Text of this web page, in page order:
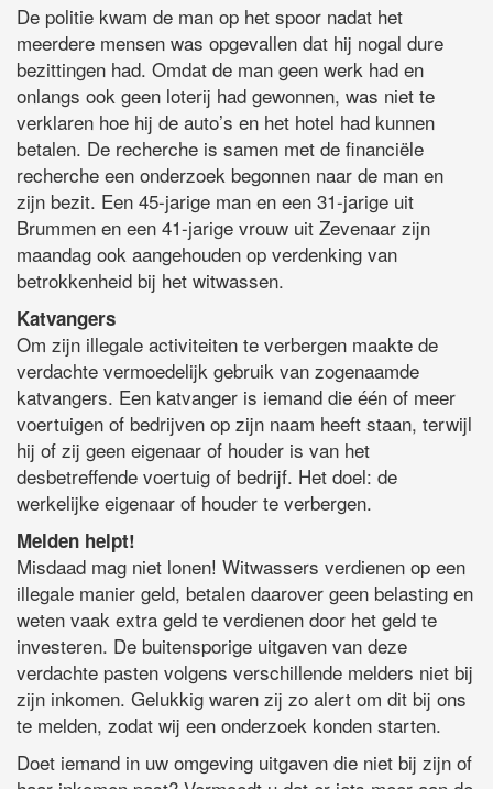
De politie kwam de man op het spoor nadat het
meerdere mensen was opgevallen dat hij nogal dure
bezittingen had. Omdat de man geen werk had en
onlangs ook geen loterij had gewonnen, was niet te
verklaren hoe hij de auto’s en het hotel had kunnen
betalen. De recherche is samen met de financiële
recherche een onderzoek begonnen naar de man en
zijn bezit. Een 45-jarige man en een 31-jarige uit
Brummen en een 41-jarige vrouw uit Zevenaar zijn
maandag ook aangehouden op verdenking van
betrokkenheid bij het witwassen.
Katvangers
Om zijn illegale activiteiten te verbergen maakte de
verdachte vermoedelijk gebruik van zogenaamde
katvangers. Een katvanger is iemand die één of meer
voertuigen of bedrijven op zijn naam heeft staan, terwijl
hij of zij geen eigenaar of houder is van het
desbetreffende voertuig of bedrijf. Het doel: de
werkelijke eigenaar of houder te verbergen.
Melden helpt!
Misdaad mag niet lonen! Witwassers verdienen op een
illegale manier geld, betalen daarover geen belasting en
weten vaak extra geld te verdienen door het geld te
investeren. De buitensporige uitgaven van deze
verdachte pasten volgens verschillende melders niet bij
zijn inkomen. Gelukkig waren zij zo alert om dit bij ons
te melden, zodat wij een onderzoek konden starten.
Doet iemand in uw omgeving uitgaven die niet bij zijn of